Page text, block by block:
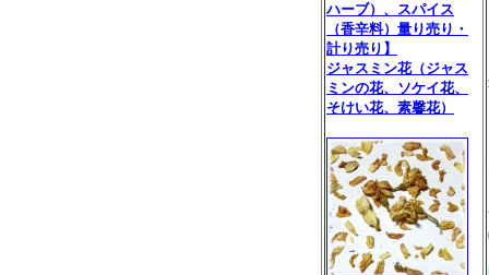
ハーブ）、スパイス
（香辛料）量り売り・
計り売り】
ジャスミン花（ジャス
ミンの花、ソケイ花、
そけい花、素馨花）